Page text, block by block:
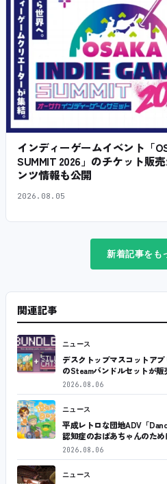
インディーゲームイベント「
SUMMIT 2026」のチケット販
ンツ情報も公開
2026.08.05
新着記事をも
関連記事
ニュース
デスクトップマスコットア
のSteamバンドルセットが
2026.08.06
ニュース
平成レトロな団地ADV「
認知症のおばあちゃんのた
2026.08.06
ニュース